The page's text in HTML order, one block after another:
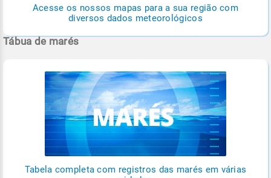
Acesse os nossos mapas para a sua região com
diversos dados meteorológicos
Tábua de marés
Tabela completa com registros das marés em várias